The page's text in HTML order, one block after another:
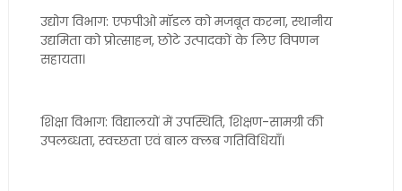
उद्योग विभाग: एफपीओ मॉडल को मजबूत करना, स्थानीय
उद्यमिता को प्रोत्साहन, छोटे उत्पादकों के लिए विपणन
सहायता।
शिक्षा विभाग: विद्यालयों में उपस्थिति, शिक्षण-सामग्री की
उपलब्धता, स्वच्छता एवं बाल क्लब गतिविधियाँ।